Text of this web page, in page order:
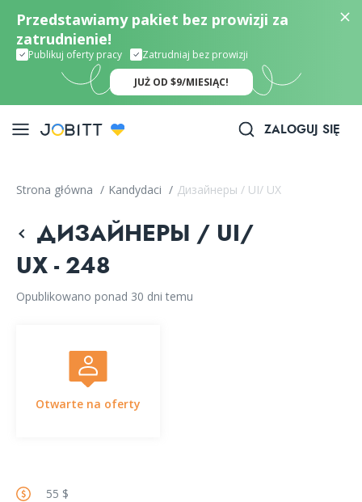
Przedstawiamy pakiet bez prowizji za
zatrudnienie!
Publikuj oferty pracy Zatrudniaj bez prowizji
JUŻ OD $9/MIESIĄC!
ZALOGUJ SIĘ
Strona główna / Kandydaci / Дизайнеры / UI/ UX
ДИЗАЙНЕРЫ / UI/
UX - 248
Opublikowano ponad 30 dni temu
Otwarte na oferty
55 $